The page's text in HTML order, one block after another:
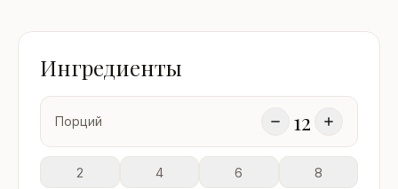
Ингредиенты
Порций 12
2 4 6 8